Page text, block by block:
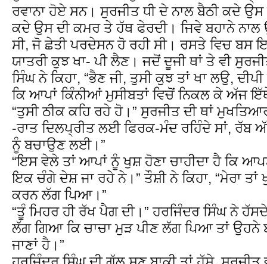
ਰਵਾਨਾ ਹੋਏ ਸਨ। ਸੁਰਜੀਤ ਧੀ ਦੇ ਨਾਲ ਬੈਠੀ ਕਦੇ
ਕਦੇ ਉਸ ਦੀ ਕਮਰ ਤੇ ਹੱਥ ਫੇਰਦੀ। ਜਿਵੇ ਬਹਾਨੇ ਨਾਲ
ਸੀ, ਜੋ ਛੇਤੀ ਪਰਦੇਸਨ ਹੋ ਰਹੀ ਸੀ। ਰਸਤੇ ਵਿਚ ਬਸ
ਯਾਤਰੀ ਕੁਝ ਖਾ- ਪੀ ਲੈਣ। ਜਦੋਂ ਦੂਜੀ ਥਾਂ ਤੇ ਵੀ
ਸਿੰਘ ਨੇ ਕਿਹਾ, “ਭੈਣ ਜੀ, ਤੁਸੀ ਕੁਝ ਤਾਂ ਖਾ ਲਉ,
ਕਿ ਆਪਾਂ ਕਿੰਨੀਆਂ ਮੁਸੀਬਤਾਂ ਵਿਚੋਂ ਨਿਕਲ ਕੇ ਅੱਜ
“ਤੁਸੀ ਠੀਕ ਕਹਿ ਰਹੇ ਹੋ।” ਸੁਰਜੀਤ ਦੀ ਥਾਂ
-ਰਾਤ ਦਿਲਪ੍ਰੀਤ ਲਈ ਫਿਰਕ-ਮੰਦ ਰਹਿੰਦੇ ਸਾਂ, ਰੱਬ
ਨੂੰ ਬਚਾਉਣ ਲਈ।”
“ਇਸ ਵੇਲੇ ਤਾਂ ਆਪਾਂ ਨੂੰ ਖੁਸ਼ ਹੋਣਾ ਚਾਹੀਦਾ ਹੈ ਕਿ
ਇਕ ਚੰਗੇ ਦੇਸ਼ ਜਾ ਰਹੇ ਨੇ।” ਤੌਸ਼ੀ ਨੇ ਕਿਹਾ, “ਮੇਰਾ
ਕਰਨ ਲੱਗ ਪਿਆ।”
“ਤੂੰ ਮਿਹਰ ਹੀ ਰੱਖ ਪੈਗ ਦੀ।” ਹਰਜਿੰਦਰ ਸਿੰਘ ਨੇ
ਲੱਗ ਗਿਆ ਕਿ ਚਾਚਾ ਮੁੜ ਪੀਣ ਲੱਗ ਪਿਆ ਤਾਂ
ਜਾਣਾਂ ਹੈ।”